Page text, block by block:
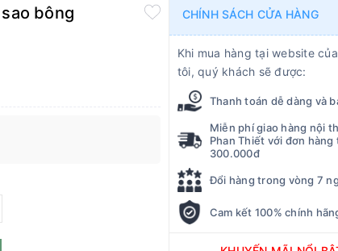
bông CHÍNH SÁCH CỬA HÀNG
Khi mua hàng tại website
tôi, quý khách sẽ được:
Thanh toán dễ dàng và
Miễn phí giao hàng nội
Phan Thiết với đơn hàng
300.000đ
Đổi hàng trong vòng 7
Cam kết 100% chính